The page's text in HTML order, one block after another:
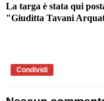
La targa è stata qui
"Giuditta Tavani
Condividi